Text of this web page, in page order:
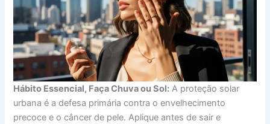
Hábito Essencial, Faça Chuva ou Sol: A proteção solar
urbana é a defesa primária contra o envelhecimento
precoce e o câncer de pele. Aplique antes de sair e